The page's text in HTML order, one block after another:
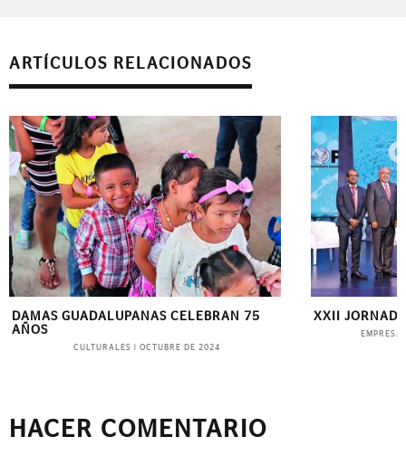
ARTÍCULOS RELACIONADOS
DAMAS GUADALUPANAS CELEBRAN 75
AÑOS
CULTURALES OCTUBRE DE 2024
XXII
HACER COMENTARIO